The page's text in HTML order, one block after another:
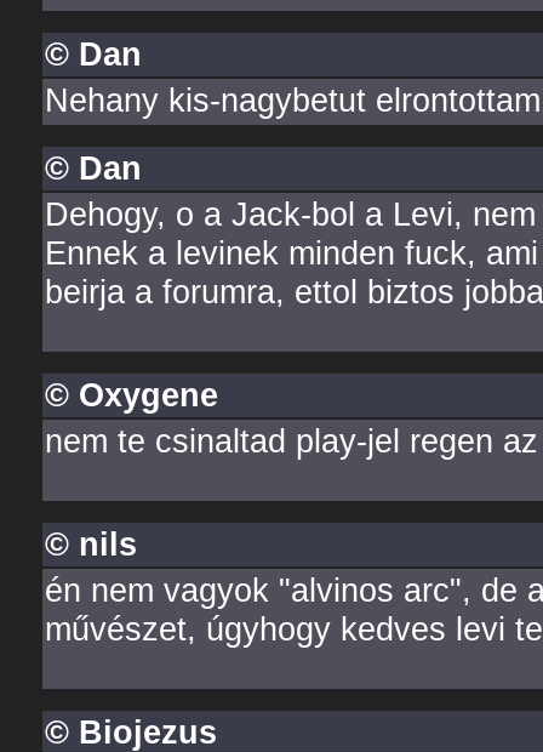
© Dan
Nehany kis-nagybetut
© Dan
Dehogy, o a Jack-bol a Levi,
Ennek a levinek minden fuck,
beirja a forumra, ettol biztos
© Oxygene
nem te csinaltad play-jel regen
© nils
én nem vagyok "alvinos arc", de
művészet, úgyhogy kedves levi
© Biojezus